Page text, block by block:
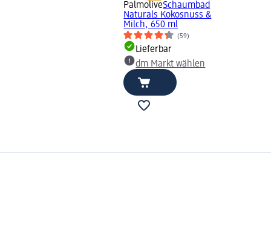
PalmoliveSchaumbad
Naturals Kokosnuss &
Milch, 650 ml
(59)
Lieferbar
dm Markt wählen